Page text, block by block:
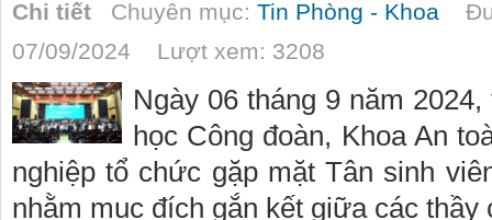
Chi tiết Chuyên mục: Tin Phòng - Khoa
07/09/2024 Lượt xem: 3208
Ngày 06 tháng 9 năm
học Công đoàn, Khoa An
nghiệp tổ chức gặp mặt Tân sinh
nhằm mục đích gắn kết giữa các thầy